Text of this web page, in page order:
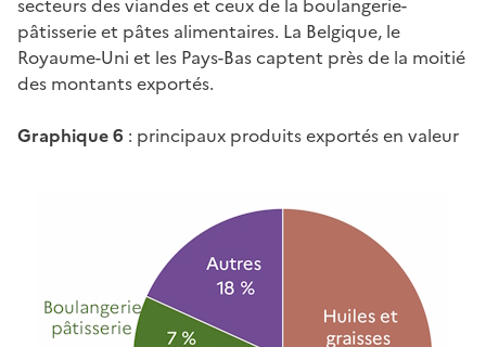
secteurs des viandes et ceux de la boulangerie-
pâtisserie et pâtes alimentaires. La Belgique, le
Royaume-Uni et les Pays-Bas captent près de la moitié
des montants exportés.
Graphique 6 : principaux produits exportés en valeur